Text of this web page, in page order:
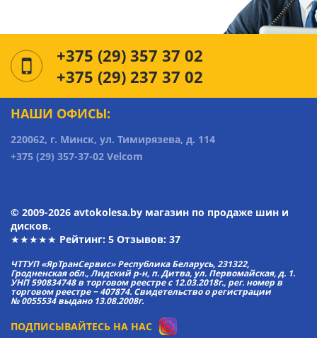
+375 (29) 357 37 02
+375 (29) 237 37 02
НАШИ ОФИСЫ:
220062, г. Минск, ул. Тимирязева, д. 114
+375 (29) 357-37-02 Velcom
© 2009-2026 avtokolesa.by магазин по продаже шин и
дисков.
★★★★★ Рейтинг: 5 Отзывов: 37
ЧТТУП «ЯрТранСервис» Республика Беларусь, 231322,
Гродненская обл., Лидский р-н, п. Дитва, ул. Первомайская, д. 1.
УНП 590834748 в торговом реестре с 12.03.2018г., рег. номер в
торговом реестре − 407874. Свидетельство о регистрации
№ 0055534 выдано 13.08.2008г.
ПОДПИСЫВАЙТЕСЬ НА НАС